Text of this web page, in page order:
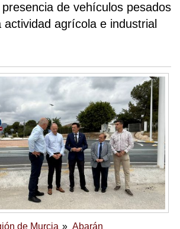
de vehículos pesados
actividad agrícola e industrial
de Murcia Abarán